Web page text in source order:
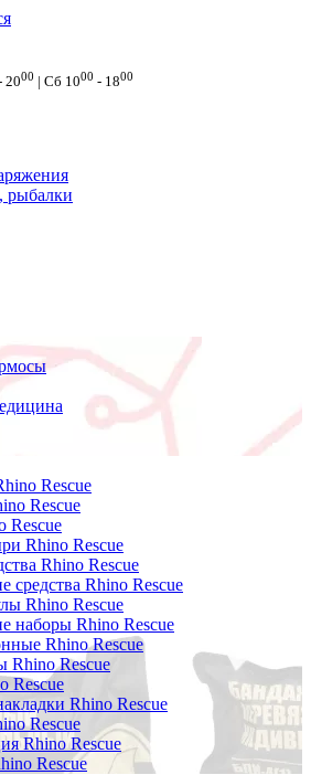
2000 | Сб 1000 - 1800
рыбалки
Rescue
Rescue
Rescue
Rhino Rescue
Rhino Rescue
средства Rhino Rescue
Rhino Rescue
наборы Rhino Rescue
Rhino Rescue
Rhino Rescue
Rescue
Rhino Rescue
Rescue
Rhino Rescue
Rescue